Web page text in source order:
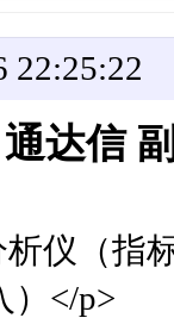
22:25:22
达信
（指标
）</p>